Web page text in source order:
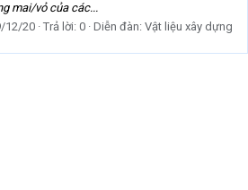
mai/vỏ của các...
12/20 Trả lời: 0 Diễn đàn: Vật liệu xây dựng